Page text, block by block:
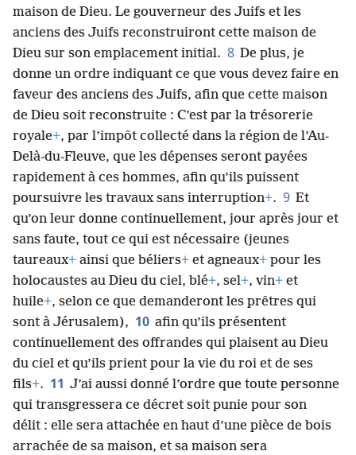
maison de Dieu. Le gouverneur des Juifs et les
anciens des Juifs reconstruiront cette maison de
Dieu sur son emplacement initial. 8 De plus, je
donne un ordre indiquant ce que vous devez faire en
faveur des anciens des Juifs, afin que cette maison
de Dieu soit reconstruite : C’est par la trésorerie
royale+, par l’impôt collecté dans la région de l’Au-
Delà-du-Fleuve, que les dépenses seront payées
rapidement à ces hommes, afin qu’ils puissent
poursuivre les travaux sans interruption+. 9 Et
qu’on leur donne continuellement, jour après jour et
sans faute, tout ce qui est nécessaire (jeunes
taureaux+ ainsi que béliers+ et agneaux+ pour les
holocaustes au Dieu du ciel, blé+, sel+, vin+ et
huile+, selon ce que demanderont les prêtres qui
sont à Jérusalem), 10 afin qu’ils présentent
continuellement des offrandes qui plaisent au Dieu
du ciel et qu’ils prient pour la vie du roi et de ses
fils+. 11 J’ai aussi donné l’ordre que toute personne
qui transgressera ce décret soit punie pour son
délit : elle sera attachée en haut d’une pièce de bois
arrachée de sa maison, et sa maison sera